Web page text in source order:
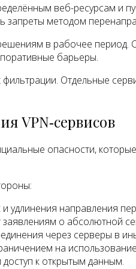
веб-ресурсам и
методом
в рабочее период.
барьеры.
фильтрации. Отдельные
VPN‑сервисов
опасности,
направления
о абсолютной
через серверы в
на
к открытым данным.